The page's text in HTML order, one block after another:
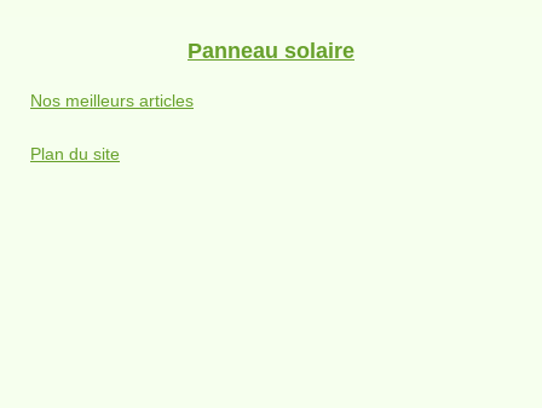
Panneau solaire
Nos meilleurs articles
Plan du site